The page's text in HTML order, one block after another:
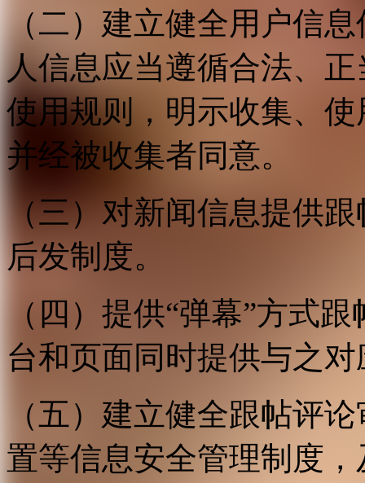
（二）建立健全用户信
人信息应当遵循合法、
使用规则，明示收集、
并经被收集者同意。
（三）对新闻信息提供
后发制度。
（四）提供“弹幕”方式
台和页面同时提供与之
（五）建立健全跟帖评
置等信息安全管理制度